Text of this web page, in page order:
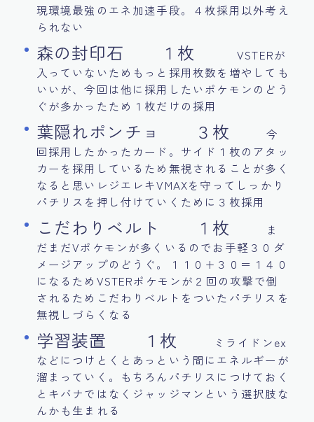
現環境最強のエネ加速手段。４枚採用以外考え
られない
森の封印石 １枚
VSTERが
入っていないためもっと採用枚数を増やしても
いいが、今回は他に採用したいポケモンのどう
ぐが多かったため１枚だけの採用
葉隠れポンチョ ３枚
今
回採用したかったカード。サイド１枚のアタッ
カーを採用しているため無視されることが多く
なると思いレジエレキVMAXを守ってしっかり
パチリスを押し付けていくために３枚採用
こだわりベルト １枚
ま
だまだVポケモンが多くいるのでお手軽３０ダ
メージアップのどうぐ。１１０+３０＝１４０
になるためVSTERポケモンが２回の攻撃で倒
されるためこだわりベルトをついたパチリスを
無視しづらくなる
学習装置 １枚 ミライドンex
などにつけとくとあっという間にエネルギーが
溜まっていく。もちろんパチリスにつけておく
とキバナではなくジャッジマンという選択肢な
んかも生まれる